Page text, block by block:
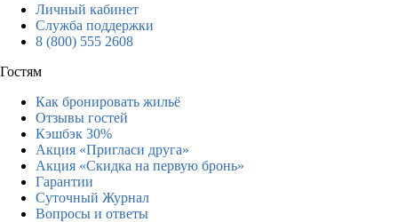
Личный кабинет
Служба поддержки
8 (800) 555 2608
Гостям
Как бронировать жильё
Отзывы гостей
Кэшбэк 30%
Акция «Пригласи друга»
Акция «Скидка на первую бронь»
Гарантии
Суточный Журнал
Вопросы и ответы